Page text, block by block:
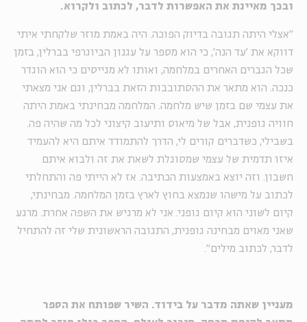
ובכך מאיינת את האפשרות לדבר, לכתוב ולקרוא.
״אצלי היתה תגובה בדיוק הפוכה. היה באמת מוזר שלקחתי איתי
דווקא את 'עד הנה', כי הוא מספר על עגנון הביוגרפי בברלין, בזמן
שכל הגברים האחרים במלחמה, ואותו לא מגייסים כי הוא הוגדר
כנכה. הוא מתאר את ההסתובבות הזאת בברלין, וגם אני מצאתי
את עצמי שם בזמן שיש מלחמה. המלחמה מבחינתי באמת היתה
חוויה גופנית, אבל של מיאוס ותיעוב קיצוני לכל מה שהיה פה.
בשבילי, כשדברים קורים לי, הדרך להתמודד איתם היא להעמיד
איזו תדמית של עצמי שמסוגלת לשאת את זה ולבוא איתם
חשבון. וזה יוצא באמצעות הכתיבה. אז לא הייתי פה והתחלתי
לכתוב על מישהו שנמצא בחוץ לארץ בזמן המלחמה. מבחינתי,
קיום לשוני הוא קיום גופני. אני לא מרגיש את השפה אחרת. מרגע
שאני מאוים מבחינה גופנית, התגובה הראשונית שלי זה להתחיל
לדבר, לכתוב מילים״
מעניין שאתה מדבר על בידוד. השיר שפותח את הספר